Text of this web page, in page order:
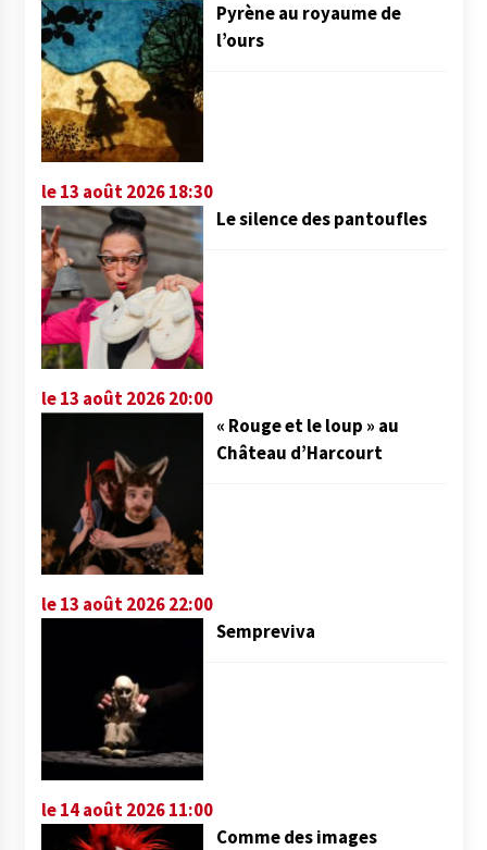
Pyrène au royaume de
l’ours
le 13 août 2026 18:30
Le silence des pantoufles
le 13 août 2026 20:00
« Rouge et le loup » au
Château d’Harcourt
le 13 août 2026 22:00
Sempreviva
le 14 août 2026 11:00
Comme des images